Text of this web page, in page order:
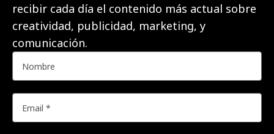
recibir cada día el contenido más actual sobre
creatividad, publicidad, marketing, y
comunicación.